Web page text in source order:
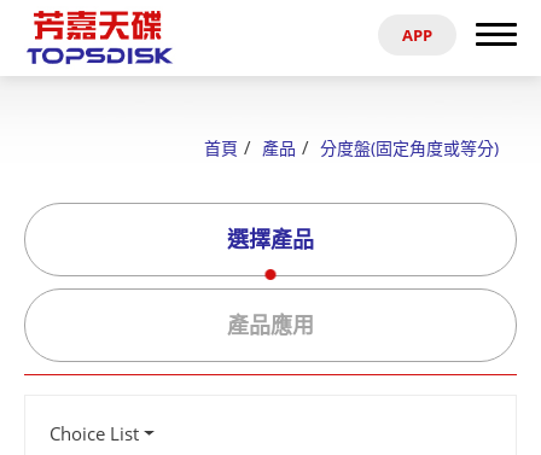
APP
首頁 產品 分度盤(固定角度或等分)
選擇產品
產品應用
Choice List
搜尋
電子型錄
資料參考